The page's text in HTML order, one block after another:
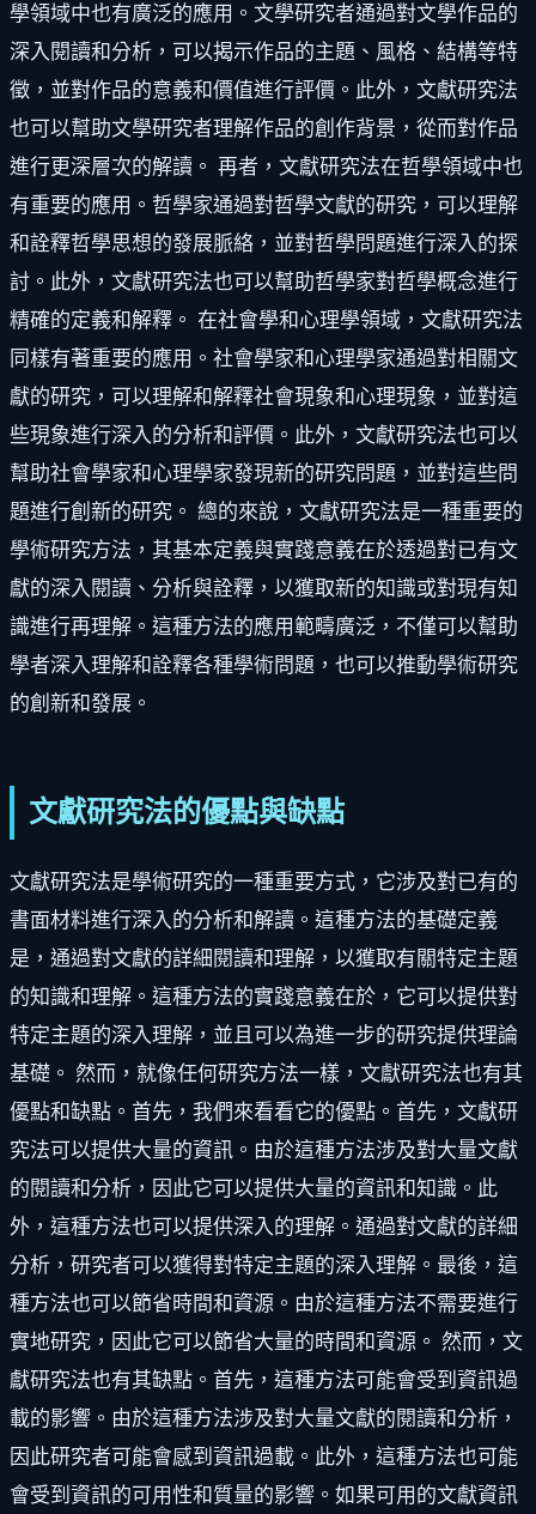
學領域中也有廣泛的應用。文學研究者通過對文學作品的
深入閱讀和分析，可以揭示作品的主題、風格、結構等特
徵，並對作品的意義和價值進行評價。此外，文獻研究法
也可以幫助文學研究者理解作品的創作背景，從而對作品
進行更深層次的解讀。 再者，文獻研究法在哲學領域中也
有重要的應用。哲學家通過對哲學文獻的研究，可以理解
和詮釋哲學思想的發展脈絡，並對哲學問題進行深入的探
討。此外，文獻研究法也可以幫助哲學家對哲學概念進行
精確的定義和解釋。 在社會學和心理學領域，文獻研究法
同樣有著重要的應用。社會學家和心理學家通過對相關文
獻的研究，可以理解和解釋社會現象和心理現象，並對這
些現象進行深入的分析和評價。此外，文獻研究法也可以
幫助社會學家和心理學家發現新的研究問題，並對這些問
題進行創新的研究。 總的來說，文獻研究法是一種重要的
學術研究方法，其基本定義與實踐意義在於透過對已有文
獻的深入閱讀、分析與詮釋，以獲取新的知識或對現有知
識進行再理解。這種方法的應用範疇廣泛，不僅可以幫助
學者深入理解和詮釋各種學術問題，也可以推動學術研究
的創新和發展。
文獻研究法的優點與缺點
文獻研究法是學術研究的一種重要方式，它涉及對已有的
書面材料進行深入的分析和解讀。這種方法的基礎定義
是，通過對文獻的詳細閱讀和理解，以獲取有關特定主題
的知識和理解。這種方法的實踐意義在於，它可以提供對
特定主題的深入理解，並且可以為進一步的研究提供理論
基礎。 然而，就像任何研究方法一樣，文獻研究法也有其
優點和缺點。首先，我們來看看它的優點。首先，文獻研
究法可以提供大量的資訊。由於這種方法涉及對大量文獻
的閱讀和分析，因此它可以提供大量的資訊和知識。此
外，這種方法也可以提供深入的理解。通過對文獻的詳細
分析，研究者可以獲得對特定主題的深入理解。最後，這
種方法也可以節省時間和資源。由於這種方法不需要進行
實地研究，因此它可以節省大量的時間和資源。 然而，文
獻研究法也有其缺點。首先，這種方法可能會受到資訊過
載的影響。由於這種方法涉及對大量文獻的閱讀和分析，
因此研究者可能會感到資訊過載。此外，這種方法也可能
會受到資訊的可用性和質量的影響。如果可用的文獻資訊